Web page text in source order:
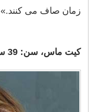
زمان صاف می کنند.»
کیت ماس، سن: 39 سال